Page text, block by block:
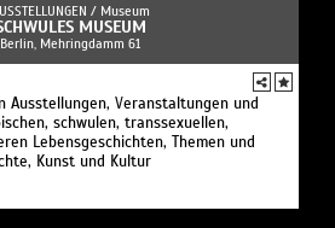
/ Museum
MUSEUM
Berlin, Mehringdamm 61
Ausstellungen, Veranstaltungen und
schwulen, transsexuellen,
Lebensgeschichten, Themen und
Kunst und Kultur